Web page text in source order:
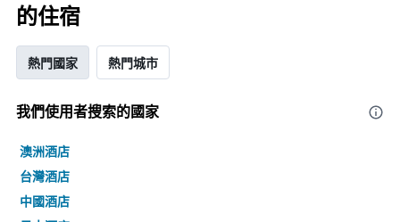
的住宿
熱門國家 熱門城市
我們使用者搜索的國家
澳洲酒店
台灣酒店
中國酒店